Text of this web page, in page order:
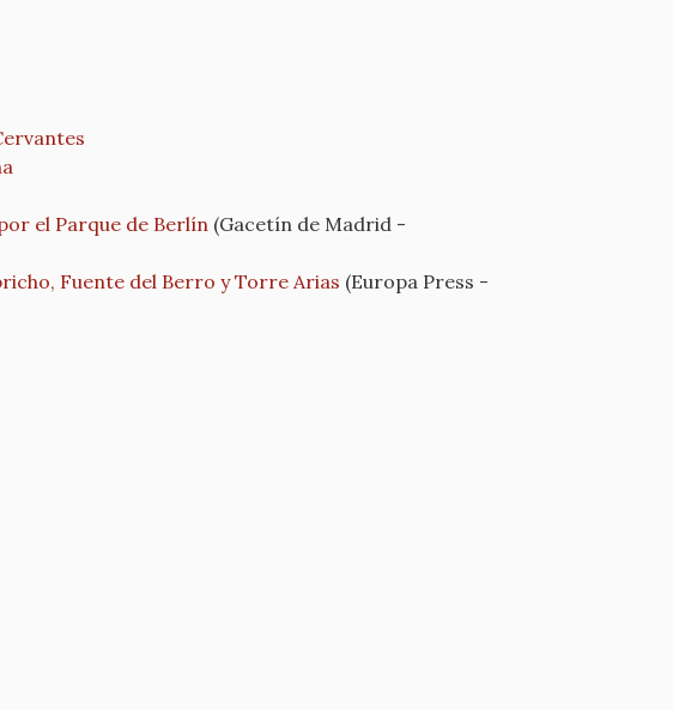
el Parque de Berlín (Gacetín de Madrid -
Fuente del Berro y Torre Arias (Europa Press -